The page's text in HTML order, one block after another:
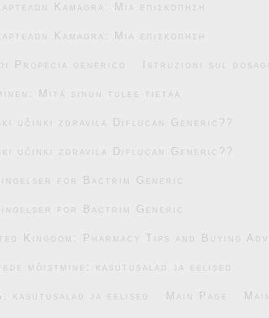
Kamagra: Μια επισκόπηση
Kamagra: Μια επισκόπηση
Propecia generico Istruzioni sul
Mitä sinun tulee tietää
učinki zdravila Diflucan Generic??
učinki zdravila Diflucan Generic??
for Bactrim Generic
for Bactrim Generic
Kingdom: Pharmacy Tips and Buying
mõistmine: kasutusalad ja eelised
kasutusalad ja eelised Main Page